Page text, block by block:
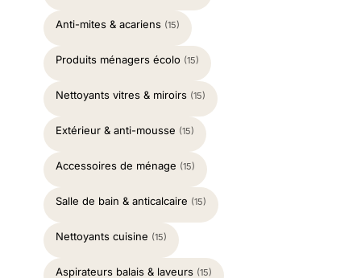
Anti-mites & acariens (15)
Produits ménagers écolo (15)
Nettoyants vitres & miroirs (15)
Extérieur & anti-mousse (15)
Accessoires de ménage (15)
Salle de bain & anticalcaire (15)
Nettoyants cuisine (15)
Aspirateurs balais & laveurs (15)